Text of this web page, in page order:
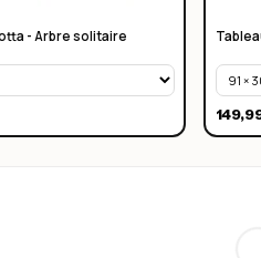
- Arbre solitaire